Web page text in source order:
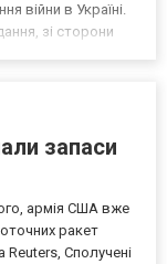
війни в Україні.
зі сторони
запаси
армія США вже
ракет
Reuters, Сполучені